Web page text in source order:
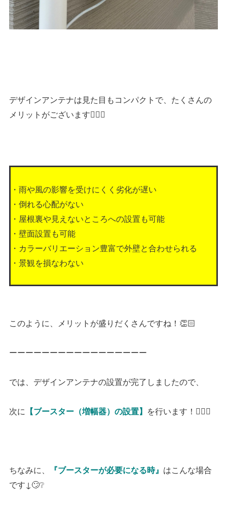
デザインアンテナは見た目もコンパクトで、たくさんの
メリットがございます👍🏻✨
・雨や風の影響を受けにくく劣化が遅い
・倒れる心配がない
・屋根裏や見えないところへの設置も可能
・壁面設置も可能
・カラーバリエーション豊富で外壁と合わせられる
・景観を損なわない
このように、メリットが盛りだくさんですね！👏🏻
ーーーーーーーーーーーーーーーーー
では、デザインアンテナの設置が完了しましたので、
次に 【ブースター（増幅器）の設置】 を行います！👷🏻‍♂️
ちなみに、 『ブースターが必要になる時』 はこんな場合
です↓🙄❔